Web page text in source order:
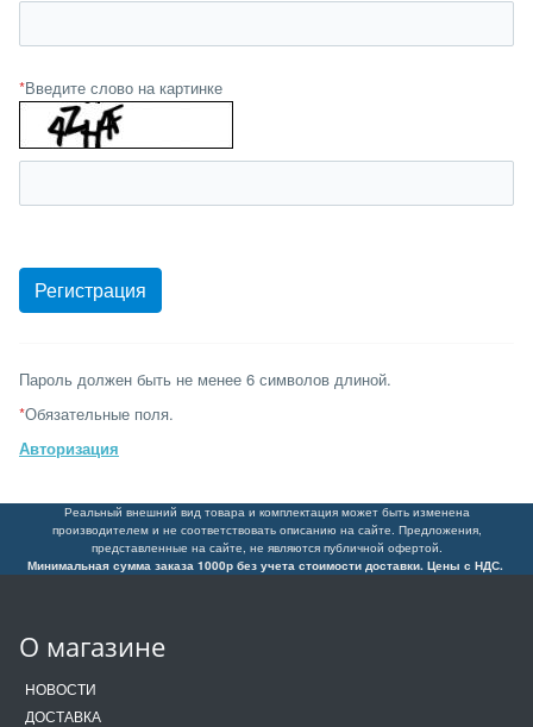
*Введите слово на картинке
Пароль должен быть не менее 6 символов длиной.
*Обязательные поля.
Авторизация
Реальный внешний вид товара и комплектация может быть изменена
производителем и не соответствовать описанию на сайте. Предложения,
представленные на сайте, не являются публичной офертой.
Минимальная сумма заказа 1000р без учета стоимости доставки. Цены с НДС.
О магазине
НОВОСТИ
ДОСТАВКА